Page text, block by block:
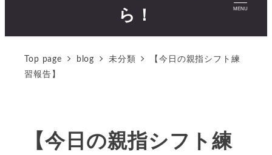
ら！
MENU
Top page blog 未分類
【今日の親指シフト練
習報告】
【今日の親指シフト練